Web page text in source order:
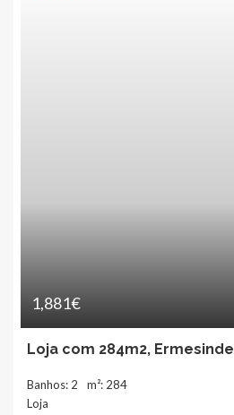
1,881€
Loja com 284m2, Ermesinde
Banhos: 2
m²: 284
Loja